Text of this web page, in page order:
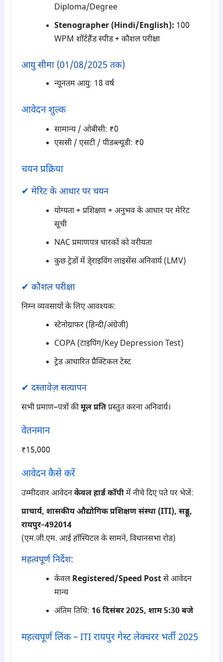
Diploma/Degree
Stenographer (Hindi/English): 100
WPM शॉर्टहैंड स्पीड + कौशल परीक्षा
आयु सीमा (01/08/2025 तक)
न्यूनतम आयु: 18 वर्ष
आवेदन शुल्क
सामान्य / ओबीसी: ₹0
एससी / एसटी / पीडब्ल्यूडी: ₹0
चयन प्रक्रिया
✔ मेरिट के आधार पर चयन
योग्यता + प्रशिक्षण + अनुभव के आधार पर मेरिट
सूची
NAC प्रमाणपत्र धारकों को वरीयता
कुछ ट्रेडों में डे्राइविंग लाइसेंस अनिवार्य (LMV)
✔ कौशल परीक्षा
निम्न व्यवसायों के लिए आवश्यक:
स्टेनोग्राफर (हिन्दी/अंग्रेजी)
COPA (टाइपिंग/Key Depression Test)
ट्रेड आधारित प्रैक्टिकल टेस्ट
✔ दस्तावेज़ सत्यापन
सभी प्रमाण–पत्रों कीमूल प्रतिप्रस्तुत करना अनिवार्य।
वेतनमान
₹15,000
आवेदन कैसे करें
उम्मीदवार आवेदनकेवल हार्ड कॉपीमें नीचे दिए पते पर भेजें:
प्राचार्य, शासकीय औद्योगिक प्रशिक्षण संस्था (ITI), सड्डू,
रायपुर–492014
(एम.जी.एम. आई हॉस्पिटल के सामने, विधानसभा रोड)
महत्वपूर्ण निर्देश:
केवल Registered/Speed Postसे आवेदन
मान्य
अंतिम तिथि: 16 दिसंबर 2025, शाम 5:30 बजे
महत्वपूर्ण लिंक – ITI रायपुर गेस्ट लेक्चरर भर्ती 2025